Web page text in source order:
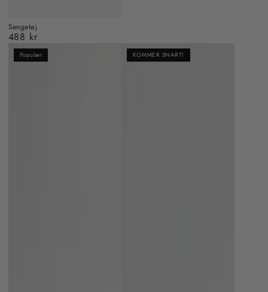
Sengetøj
Almindelig
pris
488 kr
Populær KOMMER SNART!